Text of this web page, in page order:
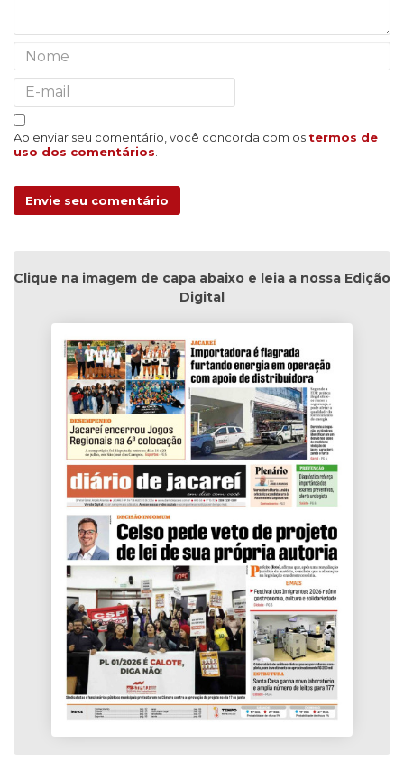
Ao enviar seu comentário, você concorda com os termos de
uso dos comentários
Envie seu comentário
Clique na imagem de capa abaixo e leia a nossa Edição
Digital